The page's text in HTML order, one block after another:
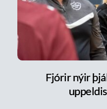
Fjórir nýir